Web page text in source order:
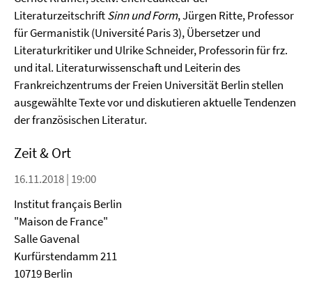
LiteraturzeitschriftSinn und Form, Jürgen Ritte, Professor
für Germanistik (Université Paris 3), Übersetzer und
Literaturkritiker und Ulrike Schneider, Professorin für frz.
und ital. Literaturwissenschaft und Leiterin des
Frankreichzentrums der Freien Universität Berlin stellen
ausgewählte Texte vor und diskutieren aktuelle Tendenzen
der französischen Literatur.
Zeit & Ort
16.11.2018 | 19:00
Institut français Berlin
"Maison de France"
Salle Gavenal
Kurfürstendamm 211
10719 Berlin